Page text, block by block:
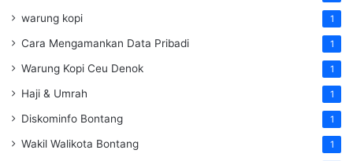
warung kopi 1
Cara Mengamankan Data Pribadi 1
Warung Kopi Ceu Denok 1
Haji & Umrah 1
Diskominfo Bontang 1
Wakil Walikota Bontang 1